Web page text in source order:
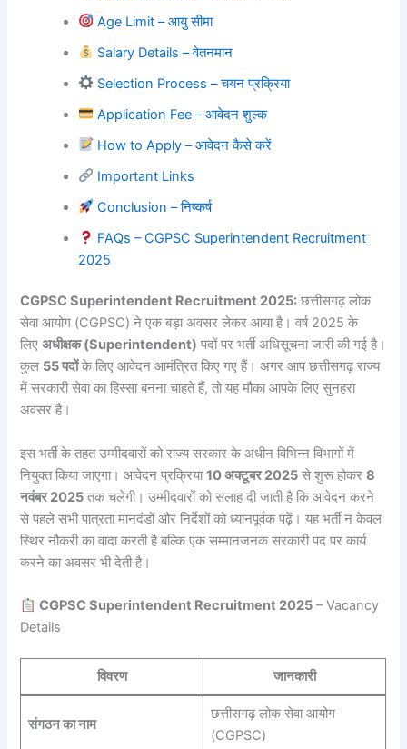
Age Limit – आयु सीमा
Salary Details – वेतनमान
Selection Process – चयन प्रक्रिया
Application Fee – आवेदन शुल्क
How to Apply – आवेदन कैसे करें
Important Links
Conclusion – निष्कर्ष
FAQs – CGPSC Superintendent Recruitment
2025
CGPSC Superintendent Recruitment 2025: छत्तीसगढ़ लोक
सेवा आयोग (CGPSC) ने एक बड़ा अवसर लेकर आया है। वर्ष 2025 के
लिएअधीक्षक (Superintendent) पदों पर भर्ती अधिसूचना जारी की गई है।
कुल 55 पदोंके लिए आवेदन आमंत्रित किए गए हैं। अगर आप छत्तीसगढ़ राज्य
में सरकारी सेवा का हिस्सा बनना चाहते हैं, तो यह मौका आपके लिए सुनहरा
अवसर है।
इस भर्ती के तहत उम्मीदवारों को राज्य सरकार के अधीन विभिन्न विभागों में
नियुक्त किया जाएगा। आवेदन प्रक्रिया10 अक्टूबर 2025 से शुरू होकर8
नवंबर 2025 तक चलेगी। उम्मीदवारों को सलाह दी जाती है कि आवेदन करने
से पहले सभी पात्रता मानदंडों और निर्देशों को ध्यानपूर्वक पढ़ें। यह भर्ती न केवल
स्थिर नौकरी का वादा करती है बल्कि एक सम्मानजनक सरकारी पद पर कार्य
करने का अवसर भी देती है।
CGPSC Superintendent Recruitment 2025 – Vacancy
Details
विवरण जानकारी
संगठन का नाम
छत्तीसगढ़ लोक सेवा आयोग
(CGPSC)